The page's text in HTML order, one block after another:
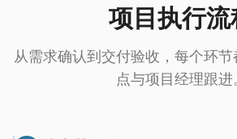
项目执行流
从需求确认到交付验收，每个环
点与项目经理跟进